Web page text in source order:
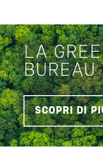
LA
BUREAU
SCOPRI DI